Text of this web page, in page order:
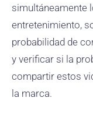
simultáneamente
entretenimiento,
probabilidad de
y verificar si la
compartir estos
la marca.